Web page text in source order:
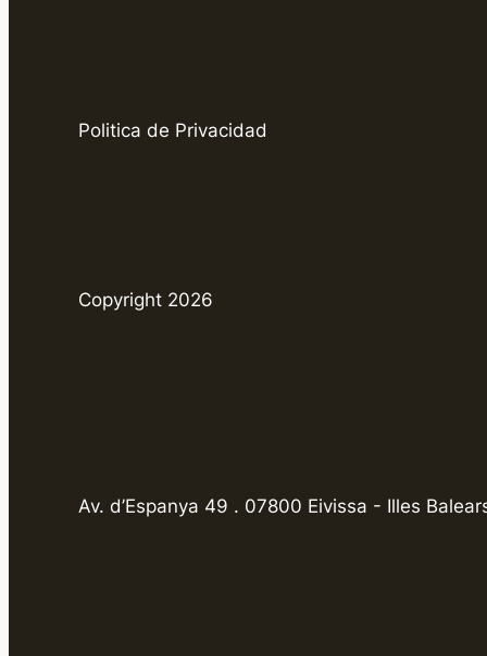
Politica de Privacidad
Copyright 2026
Av. d’Espanya 49 . 07800 Eivissa - Illes